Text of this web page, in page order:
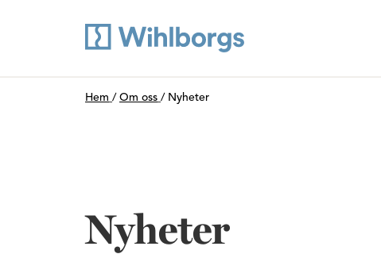
Du är här:
Hem / Om oss / Nyheter
Nyheter